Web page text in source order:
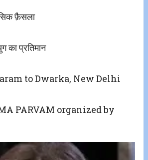
फ़ैसला
का प्रतिमान
to Dwarka, New Delhi
PARVAM organized by